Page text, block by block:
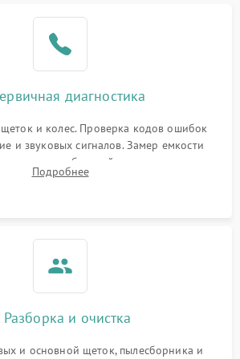
диагностика
и колес. Проверка кодов ошибок
и звуковых сигналов. Замер емкости
базовой станции зарядки.
бампера и датчиков падения для
Подробнее
Разборка и очистка
и основной щеток, пылесборника и